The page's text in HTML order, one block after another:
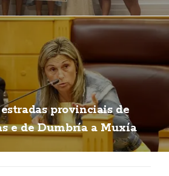
estradas provinciais de
e de Dumbría a Muxía